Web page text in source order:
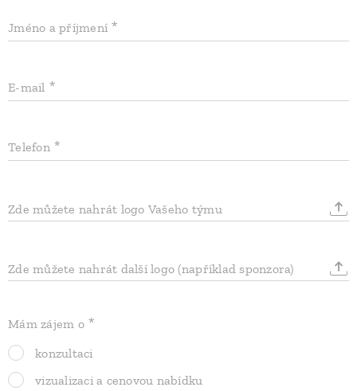
Jméno a příjmení
E-mail
Telefon
Zde můžete nahrát logo Vašeho týmu
Zde můžete nahrát další logo (například sponzora)
Mám zájem o
konzultaci
vizualizaci a cenovou nabídku